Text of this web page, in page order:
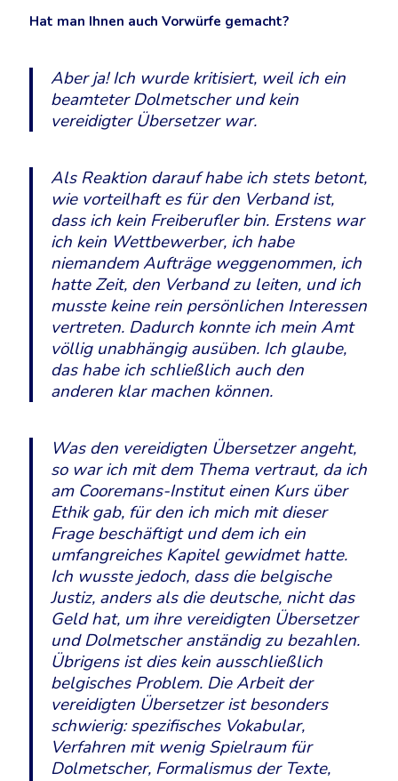
Hat man Ihnen auch Vorwürfe gemacht?
Aber ja! Ich wurde kritisiert, weil ich ein
beamteter Dolmetscher und kein
vereidigter Übersetzer war.
Als Reaktion darauf habe ich stets betont,
wie vorteilhaft es für den Verband ist,
dass ich kein Freiberufler bin. Erstens war
ich kein Wettbewerber, ich habe
niemandem Aufträge weggenommen, ich
hatte Zeit, den Verband zu leiten, und ich
musste keine rein persönlichen Interessen
vertreten. Dadurch konnte ich mein Amt
völlig unabhängig ausüben. Ich glaube,
das habe ich schließlich auch den
anderen klar machen können.
Was den vereidigten Übersetzer angeht,
so war ich mit dem Thema vertraut, da ich
am Cooremans-Institut einen Kurs über
Ethik gab, für den ich mich mit dieser
Frage beschäftigt und dem ich ein
umfangreiches Kapitel gewidmet hatte.
Ich wusste jedoch, dass die belgische
Justiz, anders als die deutsche, nicht das
Geld hat, um ihre vereidigten Übersetzer
und Dolmetscher anständig zu bezahlen.
Übrigens ist dies kein ausschließlich
belgisches Problem. Die Arbeit der
vereidigten Übersetzer ist besonders
schwierig: spezifisches Vokabular,
Verfahren mit wenig Spielraum für
Dolmetscher, Formalismus der Texte,